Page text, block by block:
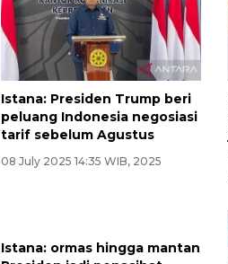
Istana: Presiden Trump beri
peluang Indonesia negosiasi
tarif sebelum Agustus
08 July 2025 14:35 WIB, 2025
Istana: ormas hingga mantan